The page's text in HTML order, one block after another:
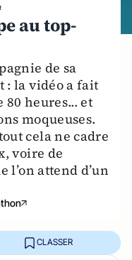
au top-
de sa
: la vidéo a fait
heures... et
moqueuses.
cela ne cadre
voire de
l’on attend d’un
CLASSER